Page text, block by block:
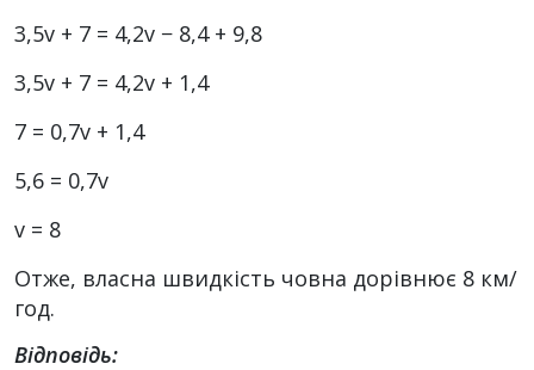
3,5v + 7 = 4,2v − 8,4 + 9,8
3,5v + 7 = 4,2v + 1,4
7 = 0,7v + 1,4
5,6 = 0,7v
v = 8
Отже, власна швидкість човна дорівнює 8 км/
год.
Відповідь: